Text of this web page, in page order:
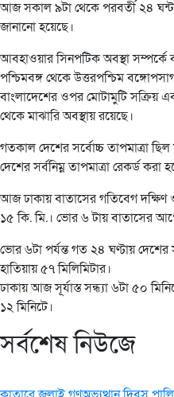
আজ সকাল ৯টা থেকে পরবর্তী ২৪
জানানো হয়েছে।
আবহাওয়ার সিনপটিক অবস্থা সম্পর্কে
পশ্চিমবঙ্গ থেকে উত্তরপশ্চিম
বাংলাদেশের ওপর মোটামুটি সক্রিয়
থেকে মাঝারি অবস্থায় রয়েছে।
গতকাল দেশের সর্বোচ্চ তাপমাত্রা
দেশের সর্বনিম্ন তাপমাত্রা রেকর্ড করা
আজ ঢাকায় বাতাসের গতিবেগ দক্ষিণ
১৫ কি. মি.। ভোর ৬ টায় বাতাসের
ভোর ৬টা পর্যন্ত গত ২৪ ঘণ্টায় দেশের
হাতিয়ায় ৫৭ মিলিমিটার।
ঢাকায় আজ সূর্যাস্ত সন্ধ্যা ৬টা ৫০
১২ মিনিটে।
সর্বশেষ নিউজে